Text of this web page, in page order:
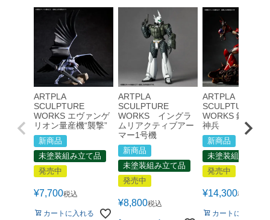
ARTPLA
SCULPTURE
WORKS エヴァンゲ
リオン量産機“襲撃”
新商品
未塗装組み立て品
発売中
¥7,700税込
カートに入れる
ARTPLA
SCULPTURE
WORKS イングラ
ムリアクティブアー
マー1号機
新商品
未塗装組み立て品
発売中
¥8,800税込
ARTPLA
SCULPTURE
WORKS 鉄巨神
神兵
新商品
未塗装組み立て品
発売中
¥14,300税込
カートに入れる